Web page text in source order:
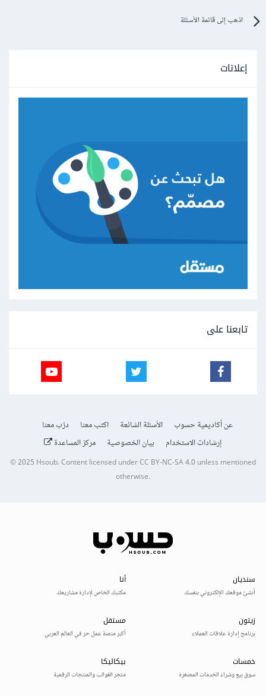
اذهب إلى قائمة الأسئلة
إعلانات
تابعنا على
عن أكاديمية حسوب الأسئلة الشائعة اكتب معنا
درّب معنا
إرشادات الاستخدام
بيان الخصوصية مركز المساعدة
© 2025Hsoub.Content licensed underCC BY-NC-SA 4.0unless mentioned
otherwise.